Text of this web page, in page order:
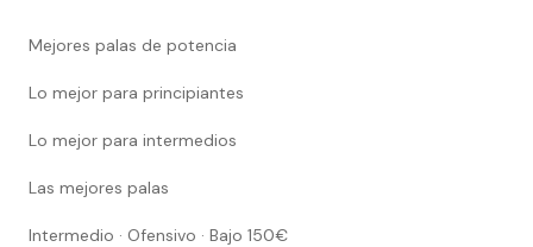
Mejores palas de potencia
Lo mejor para principiantes
Lo mejor para intermedios
Las mejores palas
Intermedio · Ofensivo · Bajo 150€